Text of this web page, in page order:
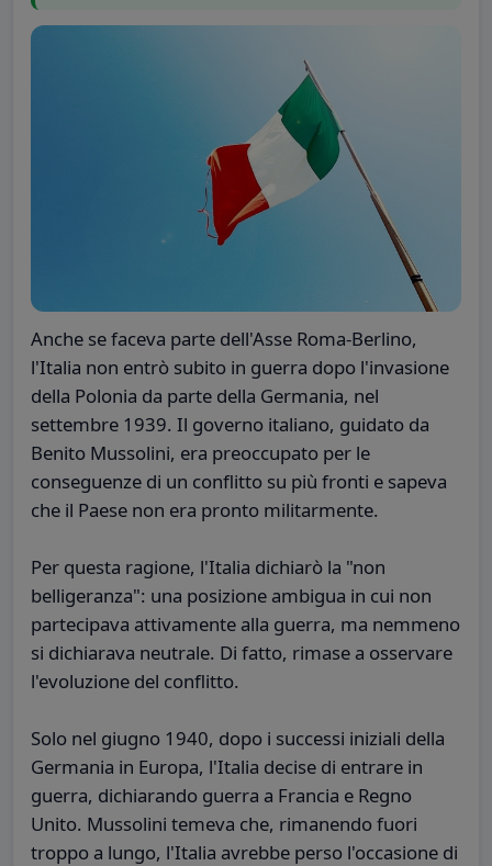
Anche se faceva parte dell'Asse Roma-Berlino,
l'Italia non entrò subito in guerra dopo l'invasione
della Polonia da parte della Germania, nel
settembre 1939. Il governo italiano, guidato da
Benito Mussolini, era preoccupato per le
conseguenze di un conflitto su più fronti e sapeva
che il Paese non era pronto militarmente.
Per questa ragione, l'Italia dichiarò la "non
belligeranza": una posizione ambigua in cui non
partecipava attivamente alla guerra, ma nemmeno
si dichiarava neutrale. Di fatto, rimase a osservare
l'evoluzione del conflitto.
Solo nel giugno 1940, dopo i successi iniziali della
Germania in Europa, l'Italia decise di entrare in
guerra, dichiarando guerra a Francia e Regno
Unito. Mussolini temeva che, rimanendo fuori
troppo a lungo, l'Italia avrebbe perso l'occasione di